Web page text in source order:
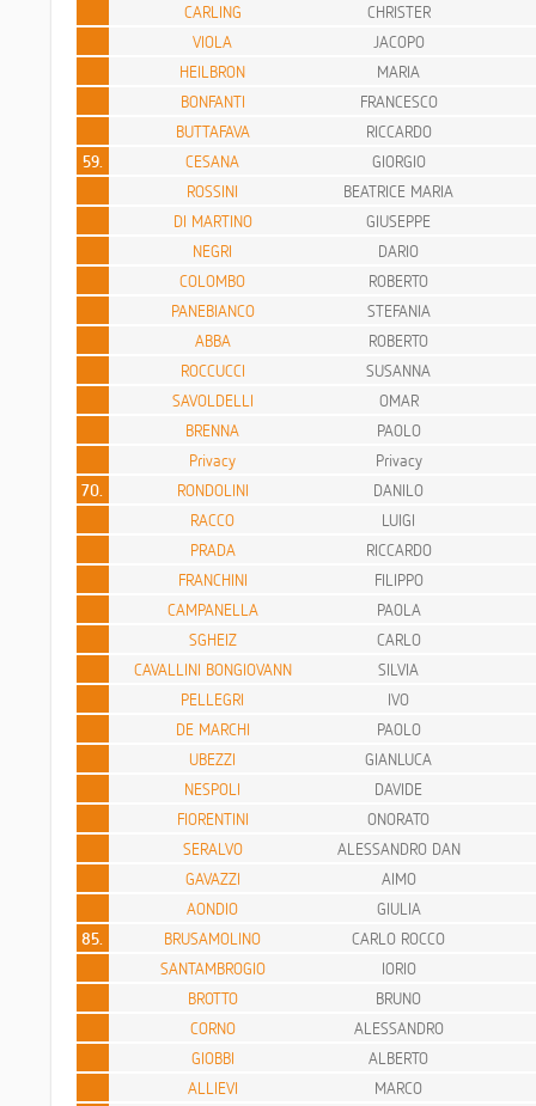
CARLING
CHRISTER
VIOLA
JACOPO
HEILBRON
MARIA
BONFANTI
FRANCESCO
BUTTAFAVA
RICCARDO
59.
CESANA
GIORGIO
ROSSINI
BEATRICE MARIA
DI MARTINO
GIUSEPPE
NEGRI
DARIO
COLOMBO
ROBERTO
PANEBIANCO
STEFANIA
ABBA
ROBERTO
ROCCUCCI
SUSANNA
SAVOLDELLI
OMAR
BRENNA
PAOLO
Privacy
Privacy
70.
RONDOLINI
DANILO
RACCO
LUIGI
PRADA
RICCARDO
FRANCHINI
FILIPPO
CAMPANELLA
PAOLA
SGHEIZ
CARLO
CAVALLINI BONGIOVANN
SILVIA
PELLEGRI
IVO
DE MARCHI
PAOLO
UBEZZI
GIANLUCA
NESPOLI
DAVIDE
FIORENTINI
ONORATO
SERALVO
ALESSANDRO DAN
GAVAZZI
AIMO
AONDIO
GIULIA
85.
BRUSAMOLINO
CARLO ROCCO
SANTAMBROGIO
IORIO
BROTTO
BRUNO
CORNO
ALESSANDRO
GIOBBI
ALBERTO
ALLIEVI
MARCO